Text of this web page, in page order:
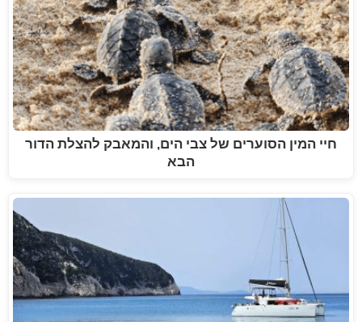
חיי המין הסוערים של צבי הים, והמאבק להצלת הדור
הבא